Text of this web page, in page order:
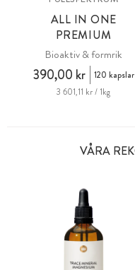
ALL IN ONE
PREMIUM
Bioaktiv & formrik
390,00 kr
120 kapslar
3 601,11 kr / 1kg
VÅRA